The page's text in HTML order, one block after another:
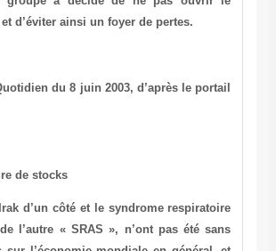
d’éviter ainsi un foyer de pertes.
du 8 juin 2003, d’après le portail
de stocks
d’un côté et le syndrome respiratoire
l’autre « SRAS », n’ont pas été sans